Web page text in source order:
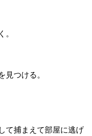
。
見つける。
て捕まえて部屋に逃げ